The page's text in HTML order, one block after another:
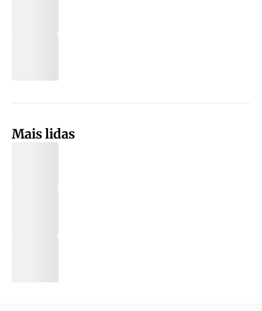
Mais lidas